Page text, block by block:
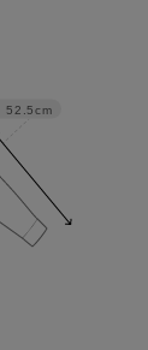
52.5cm